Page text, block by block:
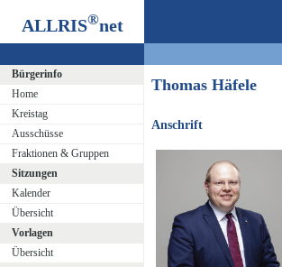
ALLRIS®net
Bürgerinfo
Home
Kreistag
Ausschüsse
Fraktionen & Gruppen
Sitzungen
Kalender
Übersicht
Vorlagen
Übersicht
Thomas Häfele
Anschrift